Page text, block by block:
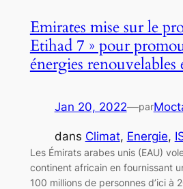
Emirates mise sur le
Etihad 7 » pour
énergies
Jan 20, 2022—par
dans Climat, Energie,
Les Émirats arabes unis (EAU)
continent africain en fournissant
100 millions de personnes d’ici à